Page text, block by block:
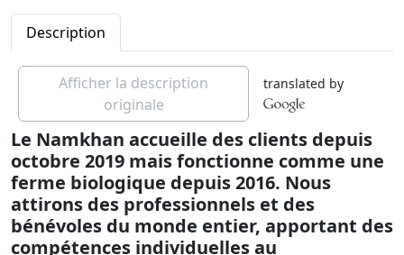
Description
Afficher la description
originale
translated by
Le Namkhan accueille des clients depuis
octobre 2019 mais fonctionne comme une
ferme biologique depuis 2016. Nous
attirons des professionnels et des
bénévoles du monde entier, apportant des
compétences individuelles au